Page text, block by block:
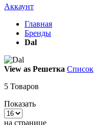
Аккаунт
Главная
Бренды
Dal
View as Решетка Список
5 Товаров
Показать
на странице